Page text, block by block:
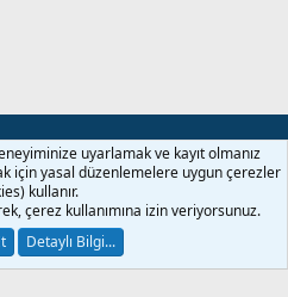
Gizlilik Politikası
Yardım
2026 XenForo Ltd.
uyarlamak ve kayıt olmanız
için yasal düzenlemelere uygun çerezler
kullanır.
çerez kullanımına izin veriyorsunuz.
Detaylı Bilgi...